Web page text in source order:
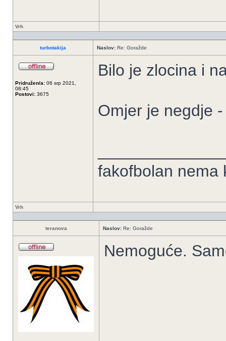
Vrh
turbotakija Naslov: Re: Goražde
Pridružen/a: 06 srp 2021,
08:45
Postovi: 3675
Bilo je zlocina i
Omjer je negdje
fakofbolan nema
Vrh
teranova Naslov: Re: Goražde
Nemoguće.